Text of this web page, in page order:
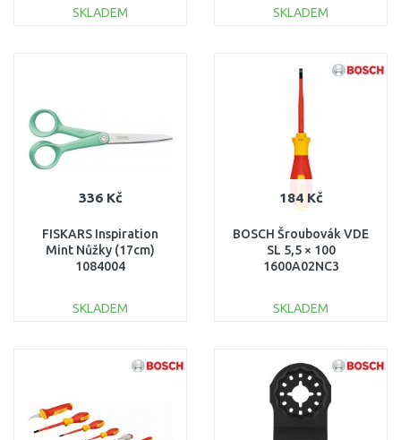
SKLADEM SKLADEM
Porovnat
336 Kč
FISKARS Inspiration
Mint Nůžky (17cm)
1084004
SKLADEM
184 Kč
BOSCH Šroubovák VDE
SL 5,5 × 100
1600A02NC3
SKLADEM
Porovnat